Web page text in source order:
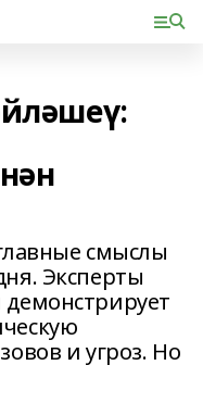
смыслы
Эксперты
и угроз. Но